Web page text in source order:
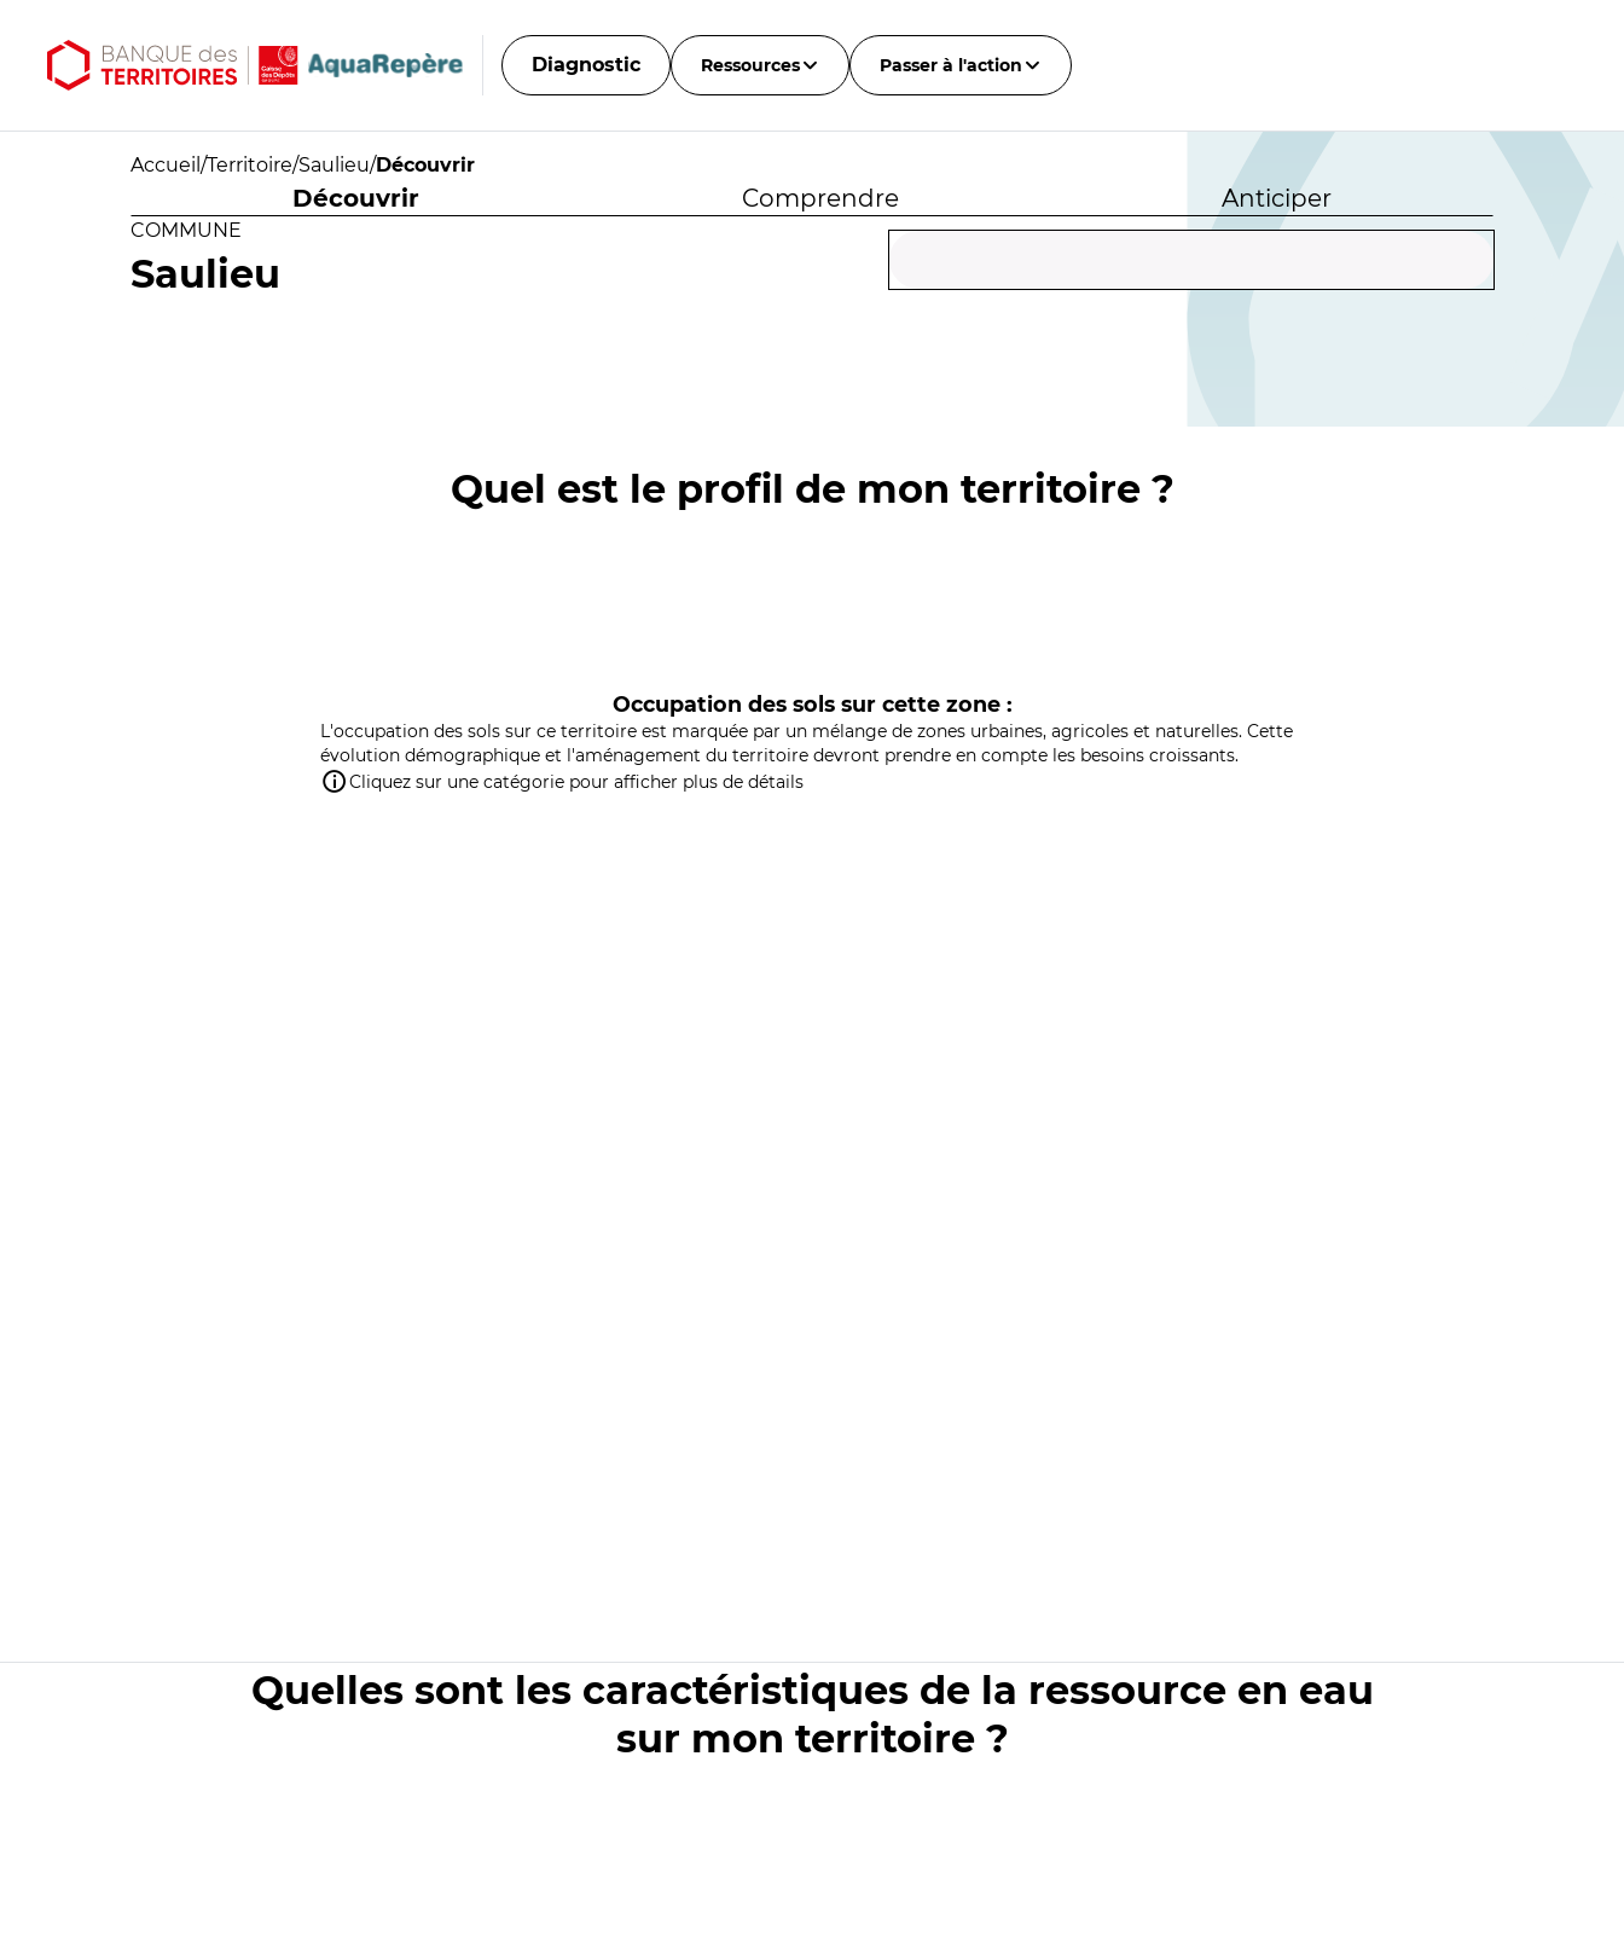
Diagnostic Ressources Passer à l'action
Accueil /Territoire/Saulieu/Découvrir
Découvrir Comprendre Anticiper
COMMUNE
Saulieu
Quel est le profil de mon territoire ?
Occupation des sols sur cette zone :
L'occupation des sols sur ce territoire est marquée par un mélange de zones urbaines, agricoles et naturelles. Cette
évolution démographique et l'aménagement du territoire devront prendre en compte les besoins croissants.
Cliquez sur une catégorie pour afficher plus de détails
Quelles sont les caractéristiques de la ressource en eau
sur mon territoire ?